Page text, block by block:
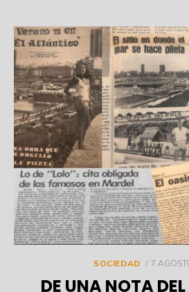
SOCIEDAD
POSTED
7
DE UNA NOTA